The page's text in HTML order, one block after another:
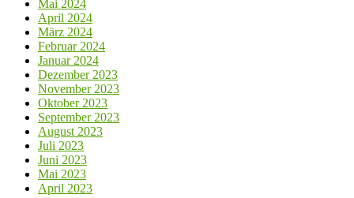
Mai 2024
April 2024
März 2024
Februar 2024
Januar 2024
Dezember 2023
November 2023
Oktober 2023
September 2023
August 2023
Juli 2023
Juni 2023
Mai 2023
April 2023